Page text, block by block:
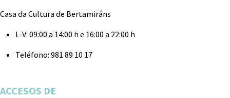
Casa da Cultura de Bertamiráns
L-V: 09:00 a 14:00 h e 16:00 a 22:00 h
Teléfono: 981 89 10 17
ACCESOS DE